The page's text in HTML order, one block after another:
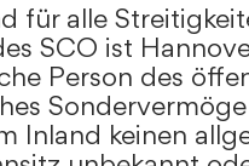
für alle
SCO ist
Person des
Inland keinen